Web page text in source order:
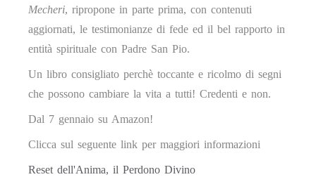
Mecheri, ripropone in parte prima, con contenuti
aggiornati, le testimonianze di fede ed il bel rapporto in
entità spirituale con Padre San Pio.
Un libro consigliato perchè toccante e ricolmo di segni
che possono cambiare la vita a tutti! Credenti e non.
Dal 7 gennaio su Amazon!
Clicca sul seguente link per maggiori informazioni
Reset dell'Anima, il Perdono Divino